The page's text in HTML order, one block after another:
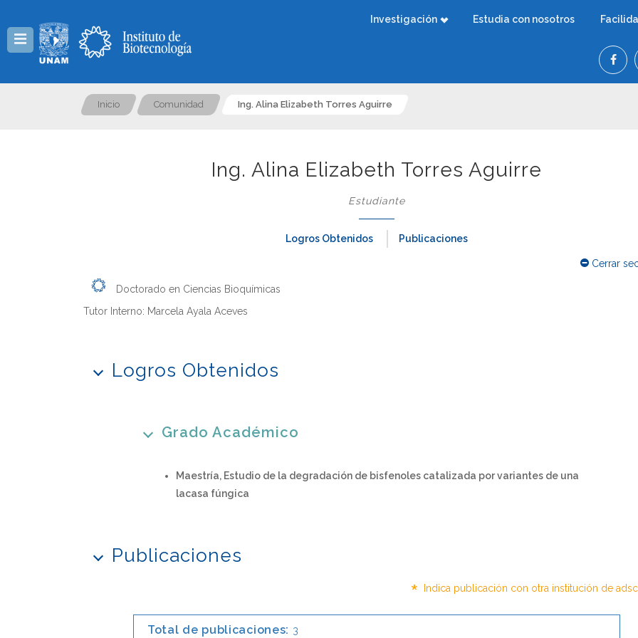
Investigación Estudia con nosotros
Inicio Comunidad Ing. Alina Elizabeth Torres Aguirre
Ing. Alina Elizabeth Torres Aguirre
Estudiante
Logros Obtenidos Publicaciones
Cerrar
Doctorado en Ciencias Bioquímicas
Tutor Interno: Marcela Ayala Aceves
Logros Obtenidos
Grado Académico
Maestría, Estudio de la degradación de bisfenoles catalizada por variantes de una
lacasa fúngica
Publicaciones
* Indica publicación con otra institución de
Total de publicaciones: 3